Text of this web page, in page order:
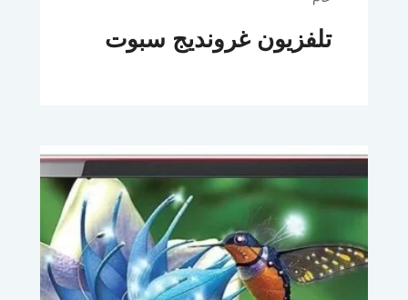
تلفزيون غرونديج سبوت